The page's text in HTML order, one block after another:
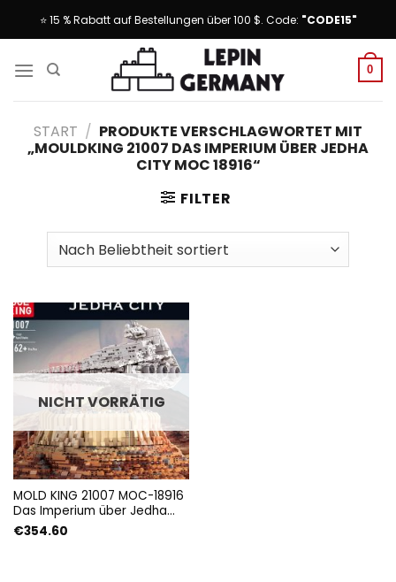
⭐ 15 % Rabatt auf Bestellungen über 100 $. Code: "CODE15"
0
START / PRODUKTE VERSCHLAGWORTET MIT
„MOULDKING 21007 DAS IMPERIUM ÜBER JEDHA
CITY MOC 18916“
FILTER
NICHT VORRÄTIG
MOLD KING 21007 MOC-18916
Das Imperium über Jedha
City mit 5162 Teilen
€354.60